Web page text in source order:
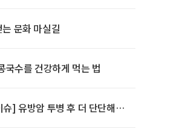
문화 마실길
국수를 건강하게 먹는 법
] 유방암 투병 후 더 단단해진